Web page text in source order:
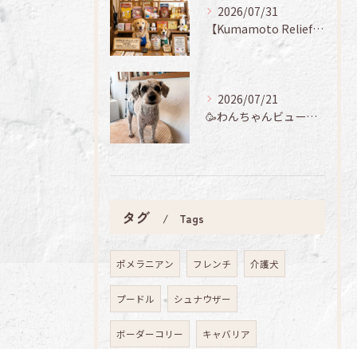
2026/07/31
【Kumamoto Relief Sale 🐻✨】
2026/07/21
🥳わんちゃんビューティーデイ🐾
タグ Tags
ポメラニアン フレンチ 介護犬
プードル シュナウザー
ボーダーコリー キャバリア